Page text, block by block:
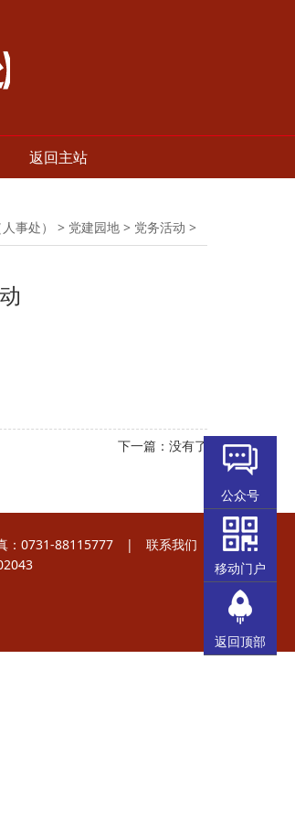
返回主站
事处） > 党建园地 > 党务活动 >
下一篇：没有了
：0731-88115777 | 联系我们
公众号
移动门户
返回顶部